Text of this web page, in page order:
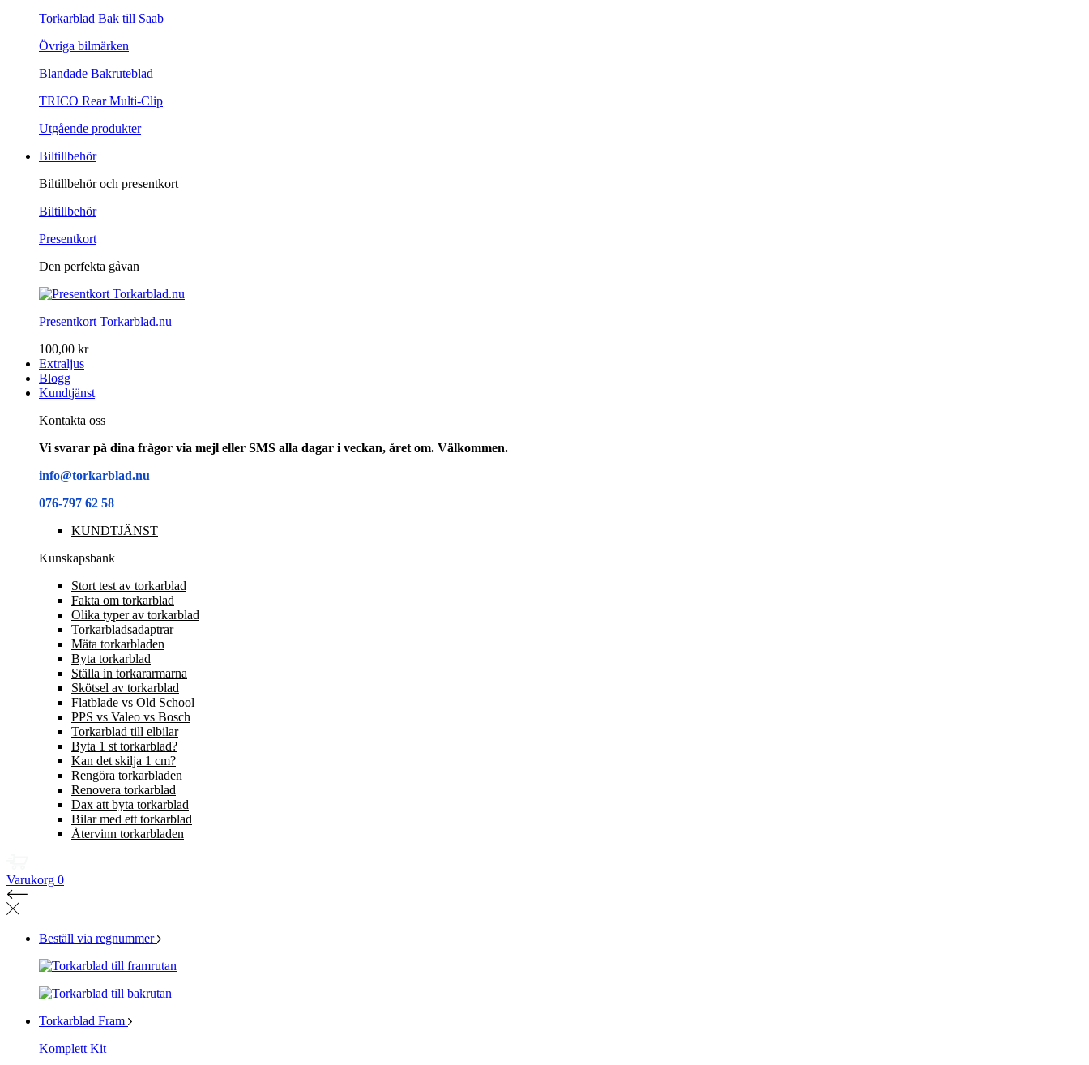
Torkarblad Bak till Saab
Övriga bilmärken
Blandade Bakruteblad
TRICO Rear Multi-Clip
Utgående produkter
Biltillbehör
Biltillbehör och presentkort
Biltillbehör
Presentkort
Den perfekta gåvan
Presentkort Torkarblad.nu
100,00 kr
Extraljus
Blogg
Kundtjänst
Kontakta oss
Vi svarar på dina frågor via mejl eller SMS alla dagar i veckan, året om. Välkommen.
info@torkarblad.nu
076-797 62 58
KUNDTJÄNST
Kunskapsbank
Stort test av torkarblad
Fakta om torkarblad
Olika typer av torkarblad
Torkarbladsadaptrar
Mäta torkarbladen
Byta torkarblad
Ställa in torkararmarna
Skötsel av torkarblad
Flatblade vs Old School
PPS vs Valeo vs Bosch
Torkarblad till elbilar
Byta 1 st torkarblad?
Kan det skilja 1 cm?
Rengöra torkarbladen
Renovera torkarblad
Dax att byta torkarblad
Bilar med ett torkarblad
Återvinn torkarbladen
Varukorg 0
Beställ via regnummer
Torkarblad Fram
Komplett Kit